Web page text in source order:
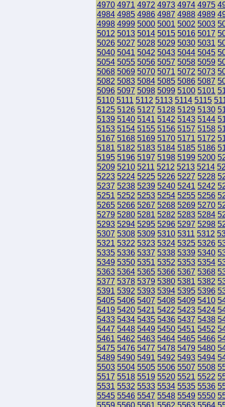
4970 4971 4972 4973 4974 4975
4984 4985 4986 4987 4988 4989
4998 4999 5000 5001 5002 5003
5012 5013 5014 5015 5016 5017
5026 5027 5028 5029 5030 5031
5040 5041 5042 5043 5044 5045
5054 5055 5056 5057 5058 5059
5068 5069 5070 5071 5072 5073
5082 5083 5084 5085 5086 5087
5096 5097 5098 5099 5100 5101
5110 5111 5112 5113 5114 5115
5125 5126 5127 5128 5129 5130
5139 5140 5141 5142 5143 5144
5153 5154 5155 5156 5157 5158
5167 5168 5169 5170 5171 5172
5181 5182 5183 5184 5185 5186
5195 5196 5197 5198 5199 5200
5209 5210 5211 5212 5213 5214
5223 5224 5225 5226 5227 5228
5237 5238 5239 5240 5241 5242
5251 5252 5253 5254 5255 5256
5265 5266 5267 5268 5269 5270
5279 5280 5281 5282 5283 5284
5293 5294 5295 5296 5297 5298
5307 5308 5309 5310 5311 5312
5321 5322 5323 5324 5325 5326
5335 5336 5337 5338 5339 5340
5349 5350 5351 5352 5353 5354
5363 5364 5365 5366 5367 5368
5377 5378 5379 5380 5381 5382
5391 5392 5393 5394 5395 5396
5405 5406 5407 5408 5409 5410
5419 5420 5421 5422 5423 5424
5433 5434 5435 5436 5437 5438
5447 5448 5449 5450 5451 5452
5461 5462 5463 5464 5465 5466
5475 5476 5477 5478 5479 5480
5489 5490 5491 5492 5493 5494
5503 5504 5505 5506 5507 5508
5517 5518 5519 5520 5521 5522
5531 5532 5533 5534 5535 5536
5545 5546 5547 5548 5549 5550
5559 5560 5561 5562 5563 5564